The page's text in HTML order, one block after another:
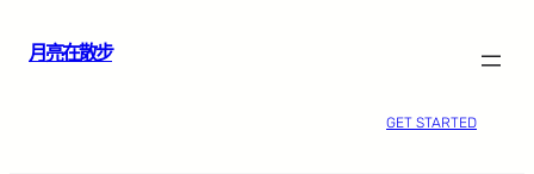
月亮在散步
GET STARTED